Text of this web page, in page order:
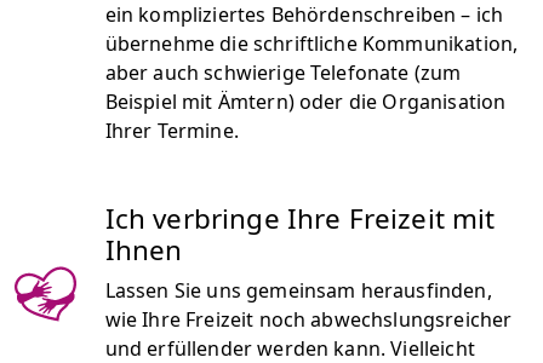
ein kompliziertes Behördenschreiben – ich
übernehme die schriftliche Kommunikation,
aber auch schwierige Telefonate (zum
Beispiel mit Ämtern) oder die Organisation
Ihrer Termine.
Ich verbringe Ihre Freizeit mit
Ihnen
Lassen Sie uns gemeinsam herausfinden,
wie Ihre Freizeit noch abwechslungsreicher
und erfüllender werden kann. Vielleicht